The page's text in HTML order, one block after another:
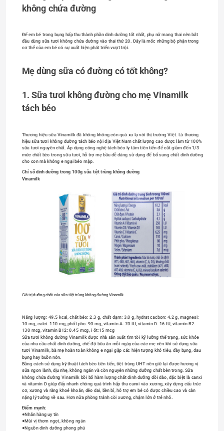
không chứa đường
Để em bé trong bụng hấp thu thành phần dinh dưỡng tốt nhất, phụ nữ mang thai nên bắt
đầu dùng sữa tươi không chứa đường vào thai thứ 20. Đây là mốc những bộ phận trong
cơ thể của em bé có sự xuất hiện phát triển vượt trội.
Mẹ dùng sữa có đường có tốt không?
1. Sữa tươi không đường cho mẹ Vinamilk
tách béo
Thương hiệu sữa Vinamilk đã không không còn quá xa lạ với thị trường Việt. Là thương
hiệu sữa tươi không đường tách béo nội địa Việt Nam chất lượng cao được làm từ 100%
sữa tươi nguyên chất. Áp dụng công nghệ tách béo ly tâm tiên tiến để cắt giảm đến 1/3
mức chất béo trong sữa tươi, hỗ trợ mẹ bầu dễ dàng sử dụng để bổ sung chất dinh dưỡng
cho con mà không e ngại béo mập.
Chỉ số dinh dưỡng trong 100g sữa tiệt trùng không đường
Vinamilk
Giá trị dưỡng chất của sữa tiệt trùng không đường Vinamilk
Năng lượng: 49.5 kcal, chất béo: 2.3 g, chất đạm: 3.0 g, hydrat cacbon: 4.2 g, magnesi:
10 mg, calci: 110 mg, phốt pho: 90 mg, vitamin A: 70 IU, vitamin D: 16 IU, vitamin B2:
130 mcg, vitamin B12: 0.45 mcg, i ốt:15 mcg
Sữa tươi không đường Vinamilk được nhà sản xuất tìm tòi kỹ lưỡng thể trạng, sức khỏe
của nhu cầu chất dinh dưỡng, chế độ bữa ăn mỗi ngày của các mẹ nên khi sử dụng sữa
tươi Vinamilk, bà mẹ hoàn toàn không e ngại gặp các hiện tượng khó tiêu, đầy bụng, đau
bụng hay buồn nôn.
Bằng cách sử dụng kỹ thuật tách béo tiên tiến, tiệt trùng UHT nên giữ lại được hương vị
sữa ngon lành, dịu nhẹ, không ngán và còn nguyên những dưỡng chất bên trong. Sữa
không chứa đường Vinamilk bồi bổ hàm lượng chất dinh dưỡng dồi dào, đặc biệt là canxi
và vitamin D giúp đẩy nhanh chóng quá trình hấp thu canxi vào xương, xây dựng cấu trúc
cơ, xương và răng khoẻ khoắn, dẻo dai, bền bỉ, hỗ trợ em bé có được chiều cao và cân
nặng lý tưởng về sau. Hơn nữa phòng tránh còi xương, chậm lớn ở trẻ nhỏ.
Điểm mạnh:
●Nhãn hàng uy tín
●Mùi vị thơm ngọt, không ngán
●Nguồn dinh dưỡng phong phú